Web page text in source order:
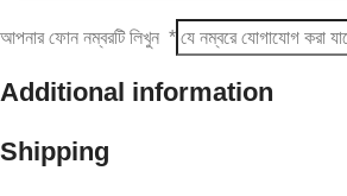
আপনার ফোন নম্বরটি লিখুন *
Additional information
Shipping